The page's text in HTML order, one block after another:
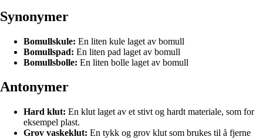
Synonymer
Bomullskule: En liten kule laget av bomull
Bomullspad: En liten pad laget av bomull
Bomullsbolle: En liten bolle laget av bomull
Antonymer
Hard klut: En klut laget av et stivt og hardt materiale, som for
eksempel plast.
Grov vaskeklut: En tykk og grov klut som brukes til å fjerne